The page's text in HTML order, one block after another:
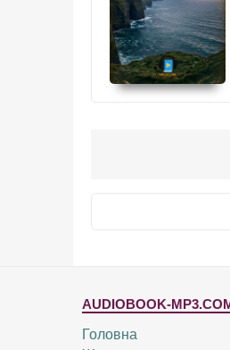
AUDIOBOOK-
Головна